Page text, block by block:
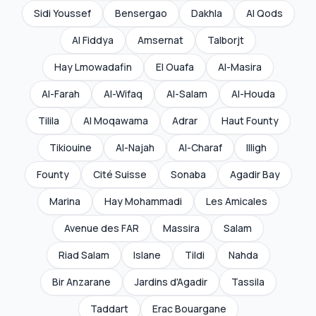
Sidi Youssef
Bensergao Dakhla
Al Qods
Al Fiddya
Amsernat
Talborjt
Hay Lmowadafin
El Ouafa
Al-Masira
Al-Farah
Al-Wifaq Al-Salam
Al-Houda
Tilila
Al Moqawama Adrar
Haut Founty
Tikiouine
Al-Najah Al-Charaf
Illigh
Founty
Cité Suisse Sonaba
Agadir Bay
Marina
Hay Mohammadi
Les Amicales
Avenue des FAR
Massira
Salam
Riad Salam
Islane Tildi
Nahda
Bir Anzarane
Jardins d'Agadir
Tassila
Taddart
Erac Bouargane